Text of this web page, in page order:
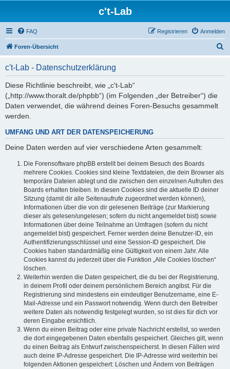
c't-Lab
FAQ Anmelden
Registrieren
Foren-Übersicht
c't-Lab - Datenschutzerklärung
Diese Richtlinie beschreibt, wie „c't-Lab“
(„http://www.thoralt.de/phpbb“) (im Folgenden „der Betreiber“) die
Daten verwendet, die während deines Foren-Besuchs gesammelt
werden.
UMFANG UND ART DER DATENSPEICHERUNG
Deine Daten werden auf vier verschiedene Arten gesammelt:
Die Forensoftware phpBB erstellt bei deinem Besuch des Boards
mehrere Cookies. Cookies sind kleine Textdateien, die dein Browser als
temporäre Dateien ablegt und die zwischen den einzelnen Aufrufen des
Boards erhalten bleiben. In diesen Cookies sind die aktuelle ID deiner
Sitzung (damit dir alle Seitenaufrufe zugeordnet werden können),
Informationen über die von dir gelesenen Beiträge (zur Markierung
dieser als gelesen/ungelesen; sofern du nicht angemeldet bist) sowie
Informationen über deine Teilnahme an Umfragen (sofern du nicht
angemeldet bist) gespeichert. Ferner werden deine Benutzer-ID, ein
Authentifizierungsschlüssel und eine Session-ID gespeichert. Die
Cookies haben standardmäßig eine Gültigkeit von einem Jahr. Alle
Cookies kannst du jederzeit über die Funktion „Alle Cookies löschen“
löschen.
Weiterhin werden die Daten gespeichert, die du bei der Registrierung,
in deinem Profil oder deinem persönlichem Bereich angibst. Für die
Registrierung sind mindestens ein eindeutiger Benutzername, eine E-
Mail-Adresse und ein Passwort notwendig. Wenn durch den Betreiber
weitere Daten als notwendig festgelegt wurden, so ist dies für dich vor
deren Eingabe ersichtlich.
Wenn du einen Beitrag oder eine private Nachricht erstellst, so werden
die dort eingegebenen Daten ebenfalls gespeichert. Gleiches gilt, wenn
du einen Beitrag als Entwurf zwischenspeicherst. In diesen Fällen wird
auch deine IP-Adresse gespeichert. Die IP-Adresse wird weiterhin bei
folgenden Aktionen gespeichert: Löschen und Ändern von Beiträgen